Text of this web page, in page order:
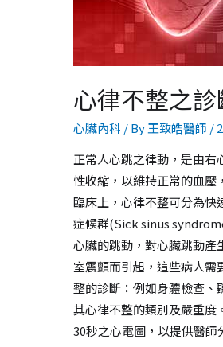
心律不整之
心臟內科 / By王致皓醫師 /
正常人心跳之律動，是由
性收縮，以維持正常的血壓
臨床上，心律不整可分為快
症候群(Sick sinus
心臟的跳動，對心臟跳動產
室震顫而引起，這些病人
整的診斷：例如身體檢查、
其心律不整的類別及嚴重度
30秒之心電圖，以提供醫